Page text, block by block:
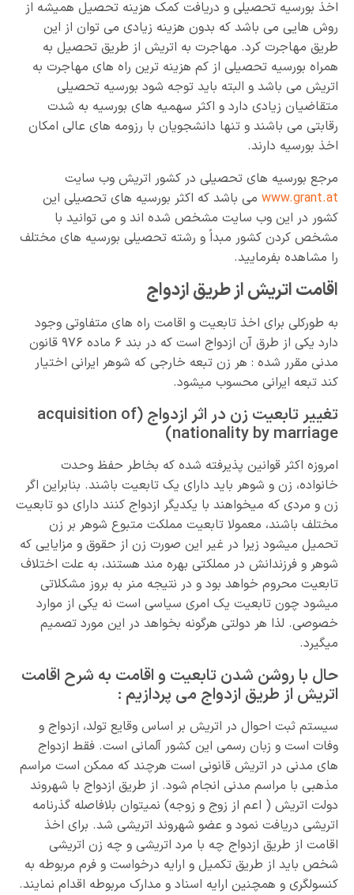
اخذ بورسیه تحصیلی و دریافت کمک هزینه تحصیل همیشه از
روش هایی می باشد که بدون هزینه زیادی می توان از این
طریق مهاجرت کرد. مهاجرت به اتریش از طریق تحصیل به
همراه بورسیه تحصیلی از کم هزینه ترین راه های مهاجرت به
اتریش می باشد و البته باید توجه شود بورسیه تحصیلی
متقاضیان زیادی دارد و اکثر سهمیه های بورسیه به شدت
رقابتی می باشند و تنها دانشجویان با رزومه های عالی امکان
اخذ بورسیه دارند.
مرجع بورسیه های تحصیلی در کشور اتریش وب سایت
www.grant.at می باشد که اکثر بورسیه های تحصیلی این
کشور در این وب سایت مشخص شده اند و می توانید با
مشخص کردن کشور مبداً و رشته تحصیلی بورسیه های مختلف
را مشاهده بفرمایید.
اقامت اتریش از طریق ازدواج
به طورکلی برای اخذ تابعیت و اقامت راه های متفاوتی وجود
دارد یکی از طرق آن ازدواج است که در بند ۶ ماده ۹۷۶ قانون
مدنی مقرر شده : هر زن تبعه خارجی که شوهر ایرانی اختیار
کند تبعه ایرانی محسوب میشود.
تغییر تابعیت زن در اثر ازدواج (acquisition of
nationality by marriage)
امروزه اکثر قوانین پذیرفته شده که بخاطر حفظ وحدت
خانواده، زن و شوهر باید دارای یک تابعیت باشند. بنابراین اگر
زن و مردی که میخواهند با یکدیگر ازدواج کنند دارای دو تابعیت
مختلف باشند، معمولا تابعیت مملکت متبوع شوهر بر زن
تحمیل میشود زیرا در غیر این صورت زن از حقوق و مزایایی که
شوهر و فرزندانش در مملکتی بهره مند هستند، به علت اختلاف
تابعیت محروم خواهد بود و در نتیجه منر به بروز مشکلاتی
میشود چون تابعیت یک امری سیاسی است نه یکی از موارد
خصوصی. لذا هر دولتی هرگونه بخواهد در این مورد تصمیم
میگیرد.
حال با روشن شدن تابعیت و اقامت به شرح اقامت
اتریش از طریق ازدواج می پردازیم :
سیستم ثبت احوال در اتریش بر اساس وقایع تولد، ازدواج و
وفات است و زبان رسمی این کشور آلمانی است. فقط ازدواج
های مدنی در اتریش قانونی است هرچند که ممکن است مراسم
مذهبی با مراسم مدنی انجام شود. از طریق ازدواج با شهروند
دولت اتریش ( اعم از زوج و زوجه) نمیتوان بلافاصله گذرنامه
اتریشی دریافت نمود و عضو شهروند اتریشی شد. برای اخذ
اقامت از طریق ازدواج چه با مرد اتریشی و چه زن اتریشی
شخص باید از طریق تکمیل و ارایه درخواست و فرم مربوطه به
کنسولگری و همچنین ارایه اسناد و مدارک مربوطه اقدام نمایند.